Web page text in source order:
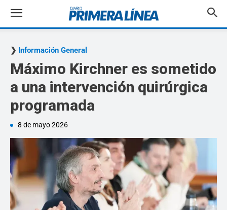
Información General
Máximo Kirchner es sometido
a una intervención quirúrgica
programada
8 de mayo 2026